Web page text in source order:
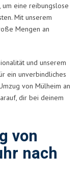
um eine reibungslose
Mit unserem
Mengen an
und unserem
ein unverbindliches
von Mülheim an
dir bei deinem
von
nach